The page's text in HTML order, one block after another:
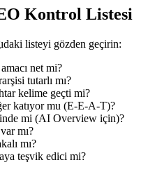
Kontrol Listesi
listeyi gözden geçirin:
net mi?
tutarlı mı?
kelime geçti mi?
katıyor mu (E-E-A-T)?
mi (AI Overview için)?
mı?
mı?
teşvik edici mi?